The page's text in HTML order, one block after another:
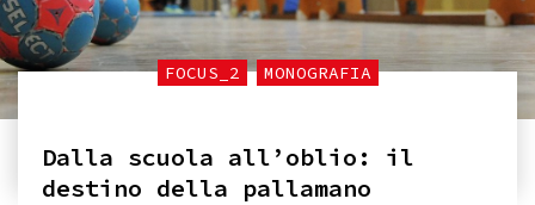
FOCUS_2 MONOGRAFIA
Dalla scuola all’oblio: il
destino della pallamano